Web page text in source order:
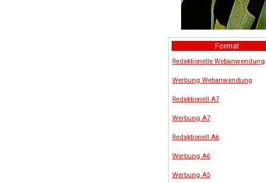
Format
Redaktionelle Webanwendung
Werbung Webanwendung
Redaktionell A7
Werbung A7
Redaktionell A6
Werbung A6
Werbung A5